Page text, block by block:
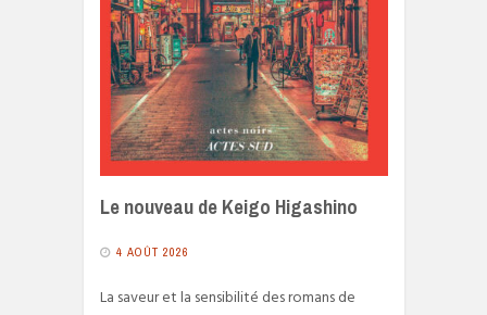
Le nouveau de Keigo Higashino
4 AOÛT 2026
La saveur et la sensibilité des romans de